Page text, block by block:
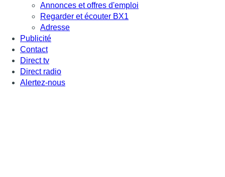
Annonces et offres d'emploi
Regarder et écouter BX1
Adresse
Publicité
Contact
Direct tv
Direct radio
Alertez-nous